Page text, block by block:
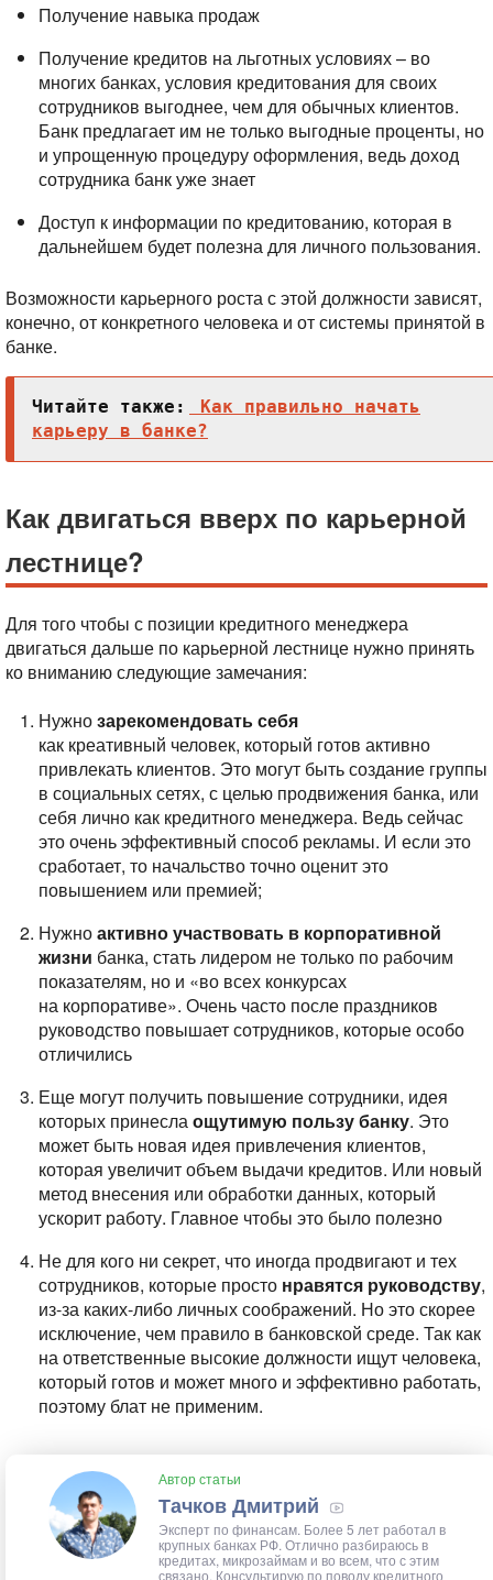
Получение навыка продаж
Получение кредитов на льготных условиях – во
многих банках, условия кредитования для своих
сотрудников выгоднее, чем для обычных клиентов.
Банк предлагает им не только выгодные проценты, но
и упрощенную процедуру оформления, ведь доход
сотрудника банк уже знает
Доступ к информации по кредитованию, которая в
дальнейшем будет полезна для личного пользования.
Возможности карьерного роста с этой должности зависят,
конечно, от конкретного человека и от системы принятой в
банке.
Читайте также:
Как правильно начать
карьеру в банке?
Как двигаться вверх по карьерной
лестнице?
Для того чтобы с позиции кредитного менеджера
двигаться дальше по карьерной лестнице нужно принять
ко вниманию следующие замечания:
Нужнозарекомендовать себя
как креативный человек, который готов активно
привлекать клиентов. Это могут быть создание группы
в социальных сетях, с целью продвижения банка, или
себя лично как кредитного менеджера. Ведь сейчас
это очень эффективный способ рекламы. И если это
сработает, то начальство точно оценит это
повышением или премией;
Нужноактивно участвовать в корпоративной
жизни банка, стать лидером не только по рабочим
показателям, но и «во всех конкурсах
на корпоративе». Очень часто после праздников
руководство повышает сотрудников, которые особо
отличились
Еще могут получить повышение сотрудники, идея
которых принесла ощутимую пользу банку. Это
может быть новая идея привлечения клиентов,
которая увеличит объем выдачи кредитов. Или новый
метод внесения или обработки данных, который
ускорит работу. Главное чтобы это было полезно
Не для кого ни секрет, что иногда продвигают и тех
сотрудников, которые просто нравятся руководству,
из-за каких-либо личных соображений. Но это скорее
исключение, чем правило в банковской среде. Так как
на ответственные высокие должности ищут человека,
который готов и может много и эффективно работать,
поэтому блат не применим.
Автор статьи
Тачков Дмитрий
Эксперт по финансам. Более 5 лет работал в
крупных банках РФ. Отлично разбираюсь в
кредитах, микрозаймам и во всем, что с этим
связано. Консультирую по поводу кредитного